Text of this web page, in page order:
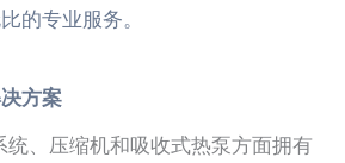
的专业服务。
方案
统、压缩机和吸收式热泵方面拥有